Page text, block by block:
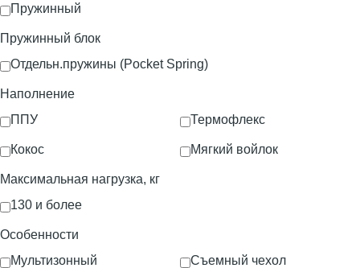
Пружинный
Пружинный блок
Отдельн.пружины (Pocket Spring)
Наполнение
ППУ
Кокос
Термофлекс
Мягкий войлок
Максимальная нагрузка, кг
130 и более
Особенности
Мультизонный
Съемный чехол